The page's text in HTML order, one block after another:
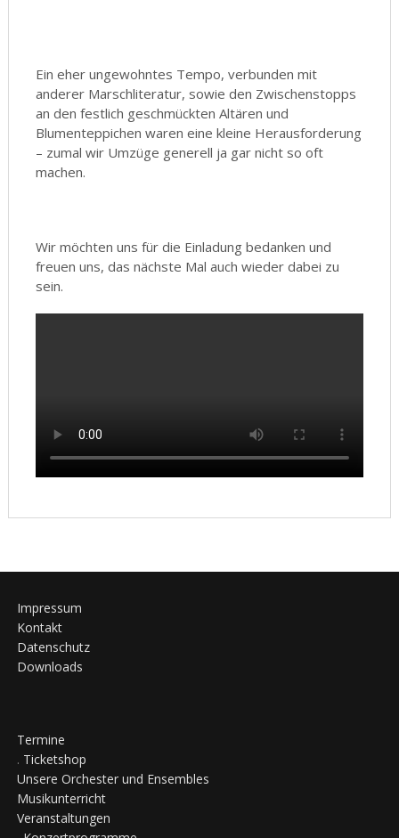
Ein eher ungewohntes Tempo, verbunden mit
anderer Marschliteratur, sowie den Zwischenstopps
an den festlich geschmückten Altären und
Blumenteppichen waren eine kleine Herausforderung
– zumal wir Umzüge generell ja gar nicht so oft
machen.
Wir möchten uns für die Einladung bedanken und
freuen uns, das nächste Mal auch wieder dabei zu
sein.
Impressum
Kontakt
Datenschutz
Downloads
Termine
. Ticketshop
Unsere Orchester und Ensembles
Musikunterricht
Veranstaltungen